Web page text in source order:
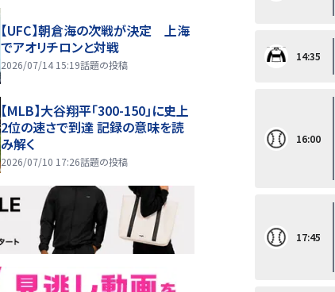
【UFC】朝倉海の次戦が決定 上海
でアオリチロンと対戦
2026/07/14 15:19話題の投稿
【MLB】大谷翔平「300-150」に史上
2位の速さで到達 記録の意味を読
み解く
2026/07/10 17:26話題の投稿
14:35
16:00
17:45